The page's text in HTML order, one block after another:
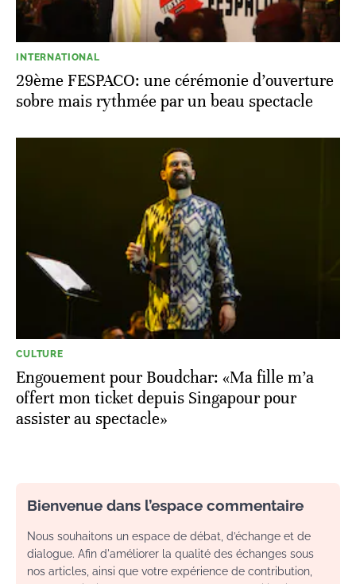
INTERNATIONAL
29ème FESPACO: une cérémonie d’ouverture
sobre mais rythmée par un beau spectacle
CULTURE
Engouement pour Boudchar: «Ma fille m’a
offert mon ticket depuis Singapour pour
assister au spectacle»
Bienvenue dans l’espace commentaire
Nous souhaitons un espace de débat, d’échange et de
dialogue. Afin d'améliorer la qualité des échanges sous
nos articles, ainsi que votre expérience de contribution,